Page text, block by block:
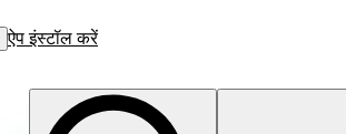
ऐप इंस्टॉल करें